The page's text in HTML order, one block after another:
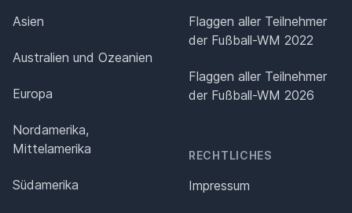
Asien
Australien und Ozeanien
Europa
Nordamerika,
Mittelamerika
Südamerika
Flaggen aller Teilnehmer
der Fußball-WM 2022
Flaggen aller Teilnehmer
der Fußball-WM 2026
RECHTLICHES
Impressum